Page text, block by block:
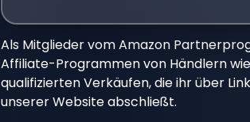
Als Mitglieder vom Amazon
Affiliate-Programmen von Händlern
qualifizierten Verkäufen, die ihr über
unserer Website abschließt.